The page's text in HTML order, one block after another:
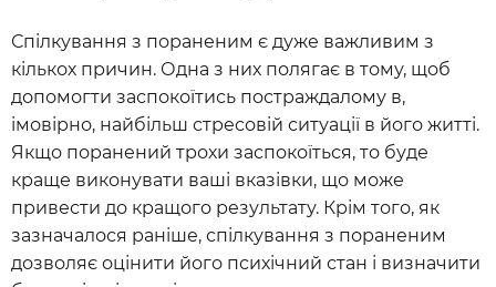
Спілкування з пораненим є дуже важливим з
кількох причин. Одна з них полягає в тому, щоб
допомогти заспокоїтись постраждалому в,
імовірно, найбільш стресовій ситуації в його житті.
Якщо поранений трохи заспокоїться, то буде
краще виконувати ваші вказівки, що може
привести до кращого результату. Крім того, як
зазначалося раніше, спілкування з пораненим
дозволяє оцінити його психічний стан і визначити